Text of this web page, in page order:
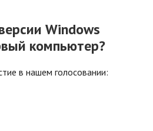
Windows
компьютер?
в нашем голосовании: